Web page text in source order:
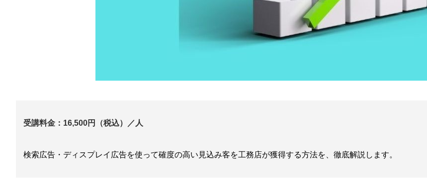
受講料金：16,500円（税込）／人
検索広告・ディスプレイ広告を使って確度の高い見込み客を工務店が獲得する方法を、徹底解説します。